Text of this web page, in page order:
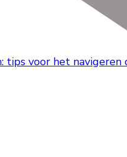
tips voor het navigeren